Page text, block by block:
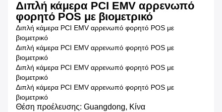
Διπλή κάμερα PCI EMV αρρενωπό
φορητό POS με βιομετρικό
Διπλή κάμερα PCI EMV αρρενωπό φορητό POS με
βιομετρικό
Διπλή κάμερα PCI EMV αρρενωπό φορητό POS με
βιομετρικό
Διπλή κάμερα PCI EMV αρρενωπό φορητό POS με
βιομετρικό
Διπλή κάμερα PCI EMV αρρενωπό φορητό POS με
βιομετρικό
Θέση προέλευσης: Guangdong, Κίνα